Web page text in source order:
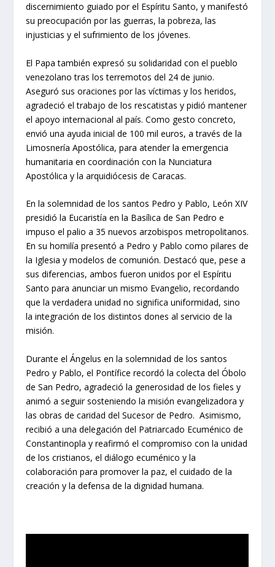
discernimiento guiado por el Espíritu Santo, y manifestó
su preocupación por las guerras, la pobreza, las
injusticias y el sufrimiento de los jóvenes.
El Papa también expresó su solidaridad con el pueblo
venezolano tras los terremotos del 24 de junio.
Aseguró sus oraciones por las víctimas y los heridos,
agradeció el trabajo de los rescatistas y pidió mantener
el apoyo internacional al país. Como gesto concreto,
envió una ayuda inicial de 100 mil euros, a través de la
Limosnería Apostólica, para atender la emergencia
humanitaria en coordinación con la Nunciatura
Apostólica y la arquidiócesis de Caracas.
En la solemnidad de los santos Pedro y Pablo, León XIV
presidió la Eucaristía en la Basílica de San Pedro e
impuso el palio a 35 nuevos arzobispos metropolitanos.
En su homilía presentó a Pedro y Pablo como pilares de
la Iglesia y modelos de comunión. Destacó que, pese a
sus diferencias, ambos fueron unidos por el Espíritu
Santo para anunciar un mismo Evangelio, recordando
que la verdadera unidad no significa uniformidad, sino
la integración de los distintos dones al servicio de la
misión.
Durante el Ángelus en la solemnidad de los santos
Pedro y Pablo, el Pontífice recordó la colecta del Óbolo
de San Pedro, agradeció la generosidad de los fieles y
animó a seguir sosteniendo la misión evangelizadora y
las obras de caridad del Sucesor de Pedro. Asimismo,
recibió a una delegación del Patriarcado Ecuménico de
Constantinopla y reafirmó el compromiso con la unidad
de los cristianos, el diálogo ecuménico y la
colaboración para promover la paz, el cuidado de la
creación y la defensa de la dignidad humana.